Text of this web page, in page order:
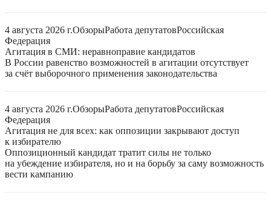
4 августа 2026 г.ОбзорыРабота депутатовРоссийская
Федерация
Агитация в СМИ: неравноправие кандидатов
В России равенство возможностей в агитации отсутствует
за счёт выборочного применения законодательства
4 августа 2026 г.ОбзорыРабота депутатовРоссийская
Федерация
Агитация не для всех: как оппозиции закрывают доступ
к избирателю
Оппозиционный кандидат тратит силы не только
на убеждение избирателя, но и на борьбу за саму возможность
вести кампанию